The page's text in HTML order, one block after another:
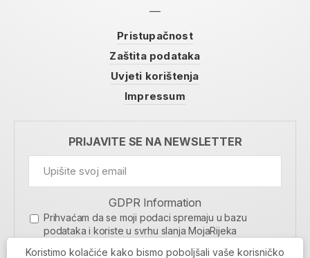
Pristupačnost
Zaštita podataka
Uvjeti korištenja
Impressum
PRIJAVITE SE NA NEWSLETTER
GDPR Information
Prihvaćam da se moji podaci spremaju u bazu
podataka i koriste u svrhu slanja MojaRijeka
Koristimo kolačiće kako bismo poboljšali vaše korisničko